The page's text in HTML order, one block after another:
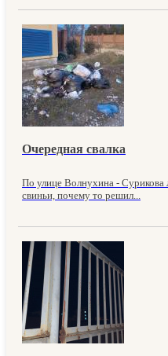
Очередная свалка
По улице Волнухина - Сурикова
свиньи, почему то решил...